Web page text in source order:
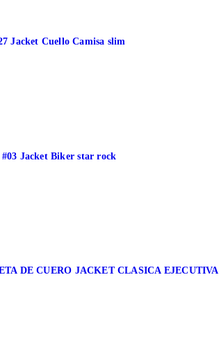
Jacket Cuello Camisa slim
#03 Jacket Biker star rock
DE CUERO JACKET CLASICA EJECUTIVA